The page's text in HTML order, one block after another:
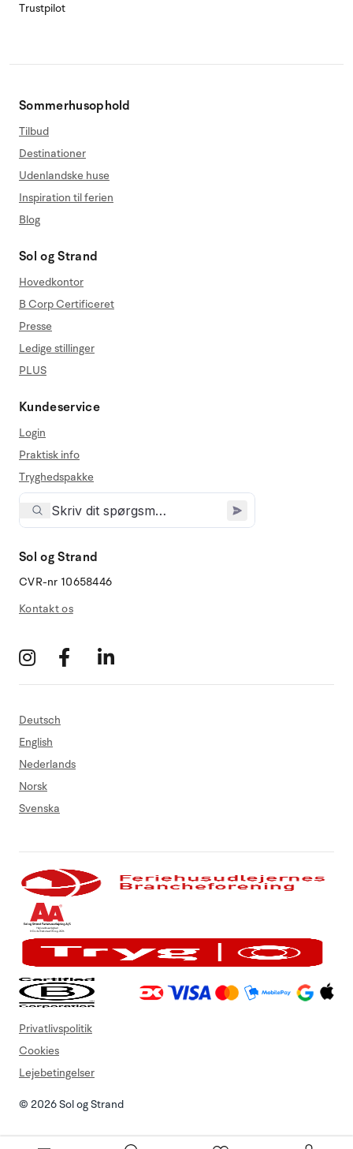
Trustpilot
Sommerhusophold
Tilbud
Destinationer
Udenlandske huse
Inspiration til ferien
Blog
Sol og Strand
Hovedkontor
B Corp Certificeret
Presse
Ledige stillinger
PLUS
Kundeservice
Login
Praktisk info
Tryghedspakke
Sol og Strand
CVR-nr 10658446
Kontakt os
Deutsch
English
Nederlands
Norsk
Svenska
© 2026 Sol og Strand
Privatlivspolitik
Cookies
Lejebetingelser